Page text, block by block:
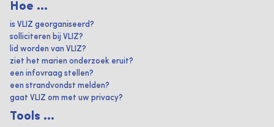
Hoe ...
is VLIZ georganiseerd?
solliciteren bij VLIZ?
lid worden van VLIZ?
ziet het marien onderzoek eruit?
een infovraag stellen?
een strandvondst melden?
gaat VLIZ om met uw privacy?
Tools ...